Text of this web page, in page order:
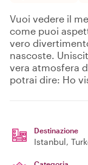
Vuoi vedere il
come puoi
vero
nascoste.
vera atmosfera
potrai dire: Ho
Destinazione
Istanbul,